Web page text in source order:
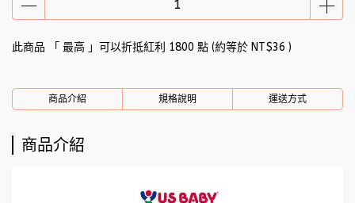
🎁 下單送好禮｜潔P植萃超迷你濕式衛生紙（8抽3入）
此商品 「 最高 」可以折抵紅利 1800 點 (約等於 NT$36 )
商品介紹 規格說明 運送方式
商品介紹